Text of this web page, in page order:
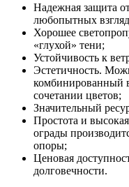
Надежная защита
любопытных
Хорошее
«глухой» тени;
Устойчивость к
Эстетичность.
комбинированный
сочетании цветов;
Значительный
Простота и
ограды
опоры;
Ценовая
долговечности.